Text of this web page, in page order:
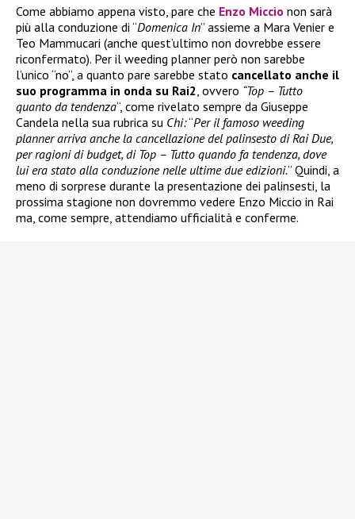
Come abbiamo appena visto, pare che Enzo Miccio non sarà
più alla conduzione di “Domenica In” assieme a Mara Venier e
Teo Mammucari (anche quest’ultimo non dovrebbe essere
riconfermato). Per il weeding planner però non sarebbe
l’unico “no”, a quanto pare sarebbe stato cancellato anche il
suo programma in onda su Rai2 , ovvero “Top – Tutto
quanto da tendenza“, come rivelato sempre da Giuseppe
Candela nella sua rubrica su Chi:“Per il famoso weeding
planner arriva anche la cancellazione del palinsesto di Rai Due,
per ragioni di budget, di Top – Tutto quando fa tendenza, dove
lui era stato alla conduzione nelle ultime due edizioni.” Quindi, a
meno di sorprese durante la presentazione dei palinsesti, la
prossima stagione non dovremmo vedere Enzo Miccio in Rai
ma, come sempre, attendiamo ufficialità e conferme.